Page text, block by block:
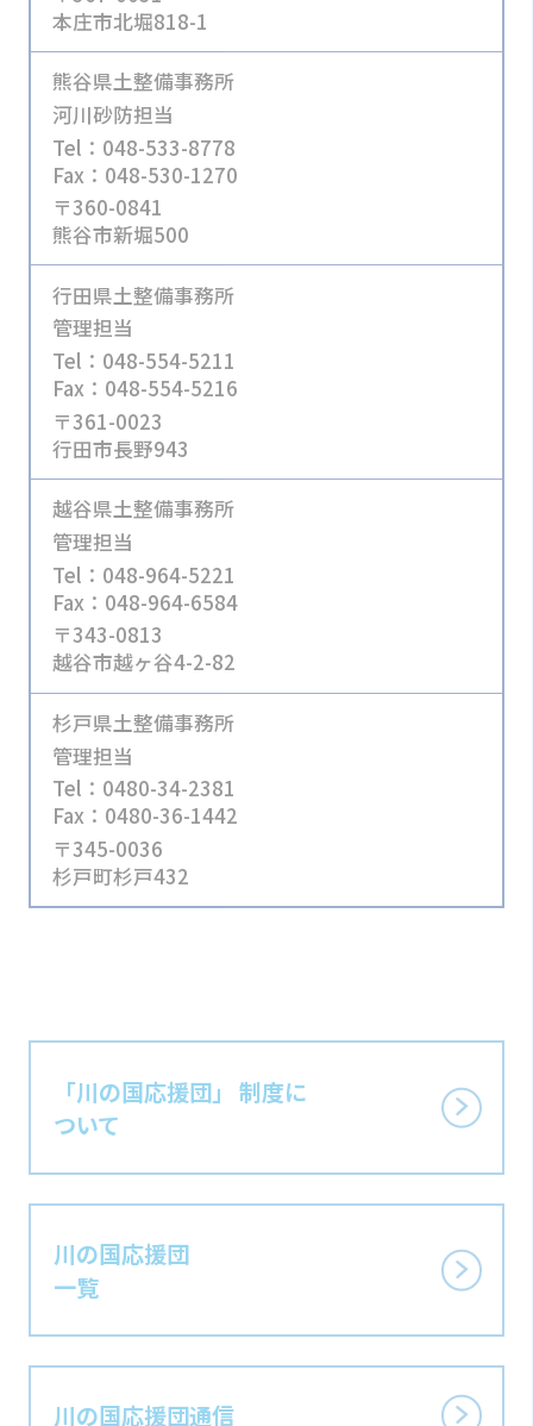
本庄市北堀818-1
熊谷県土整備事務所
河川砂防担当
Tel：048-533-8778
Fax：048-530-1270
〒360-0841
熊谷市新堀500
行田県土整備事務所
管理担当
Tel：048-554-5211
Fax：048-554-5216
〒361-0023
行田市長野943
越谷県土整備事務所
管理担当
Tel：048-964-5221
Fax：048-964-6584
〒343-0813
越谷市越ヶ谷4-2-82
杉戸県土整備事務所
管理担当
Tel：0480-34-2381
Fax：0480-36-1442
〒345-0036
杉戸町杉戸432
「川の国応援団」 制度に
ついて
川の国応援団
一覧
川の国応援団通信